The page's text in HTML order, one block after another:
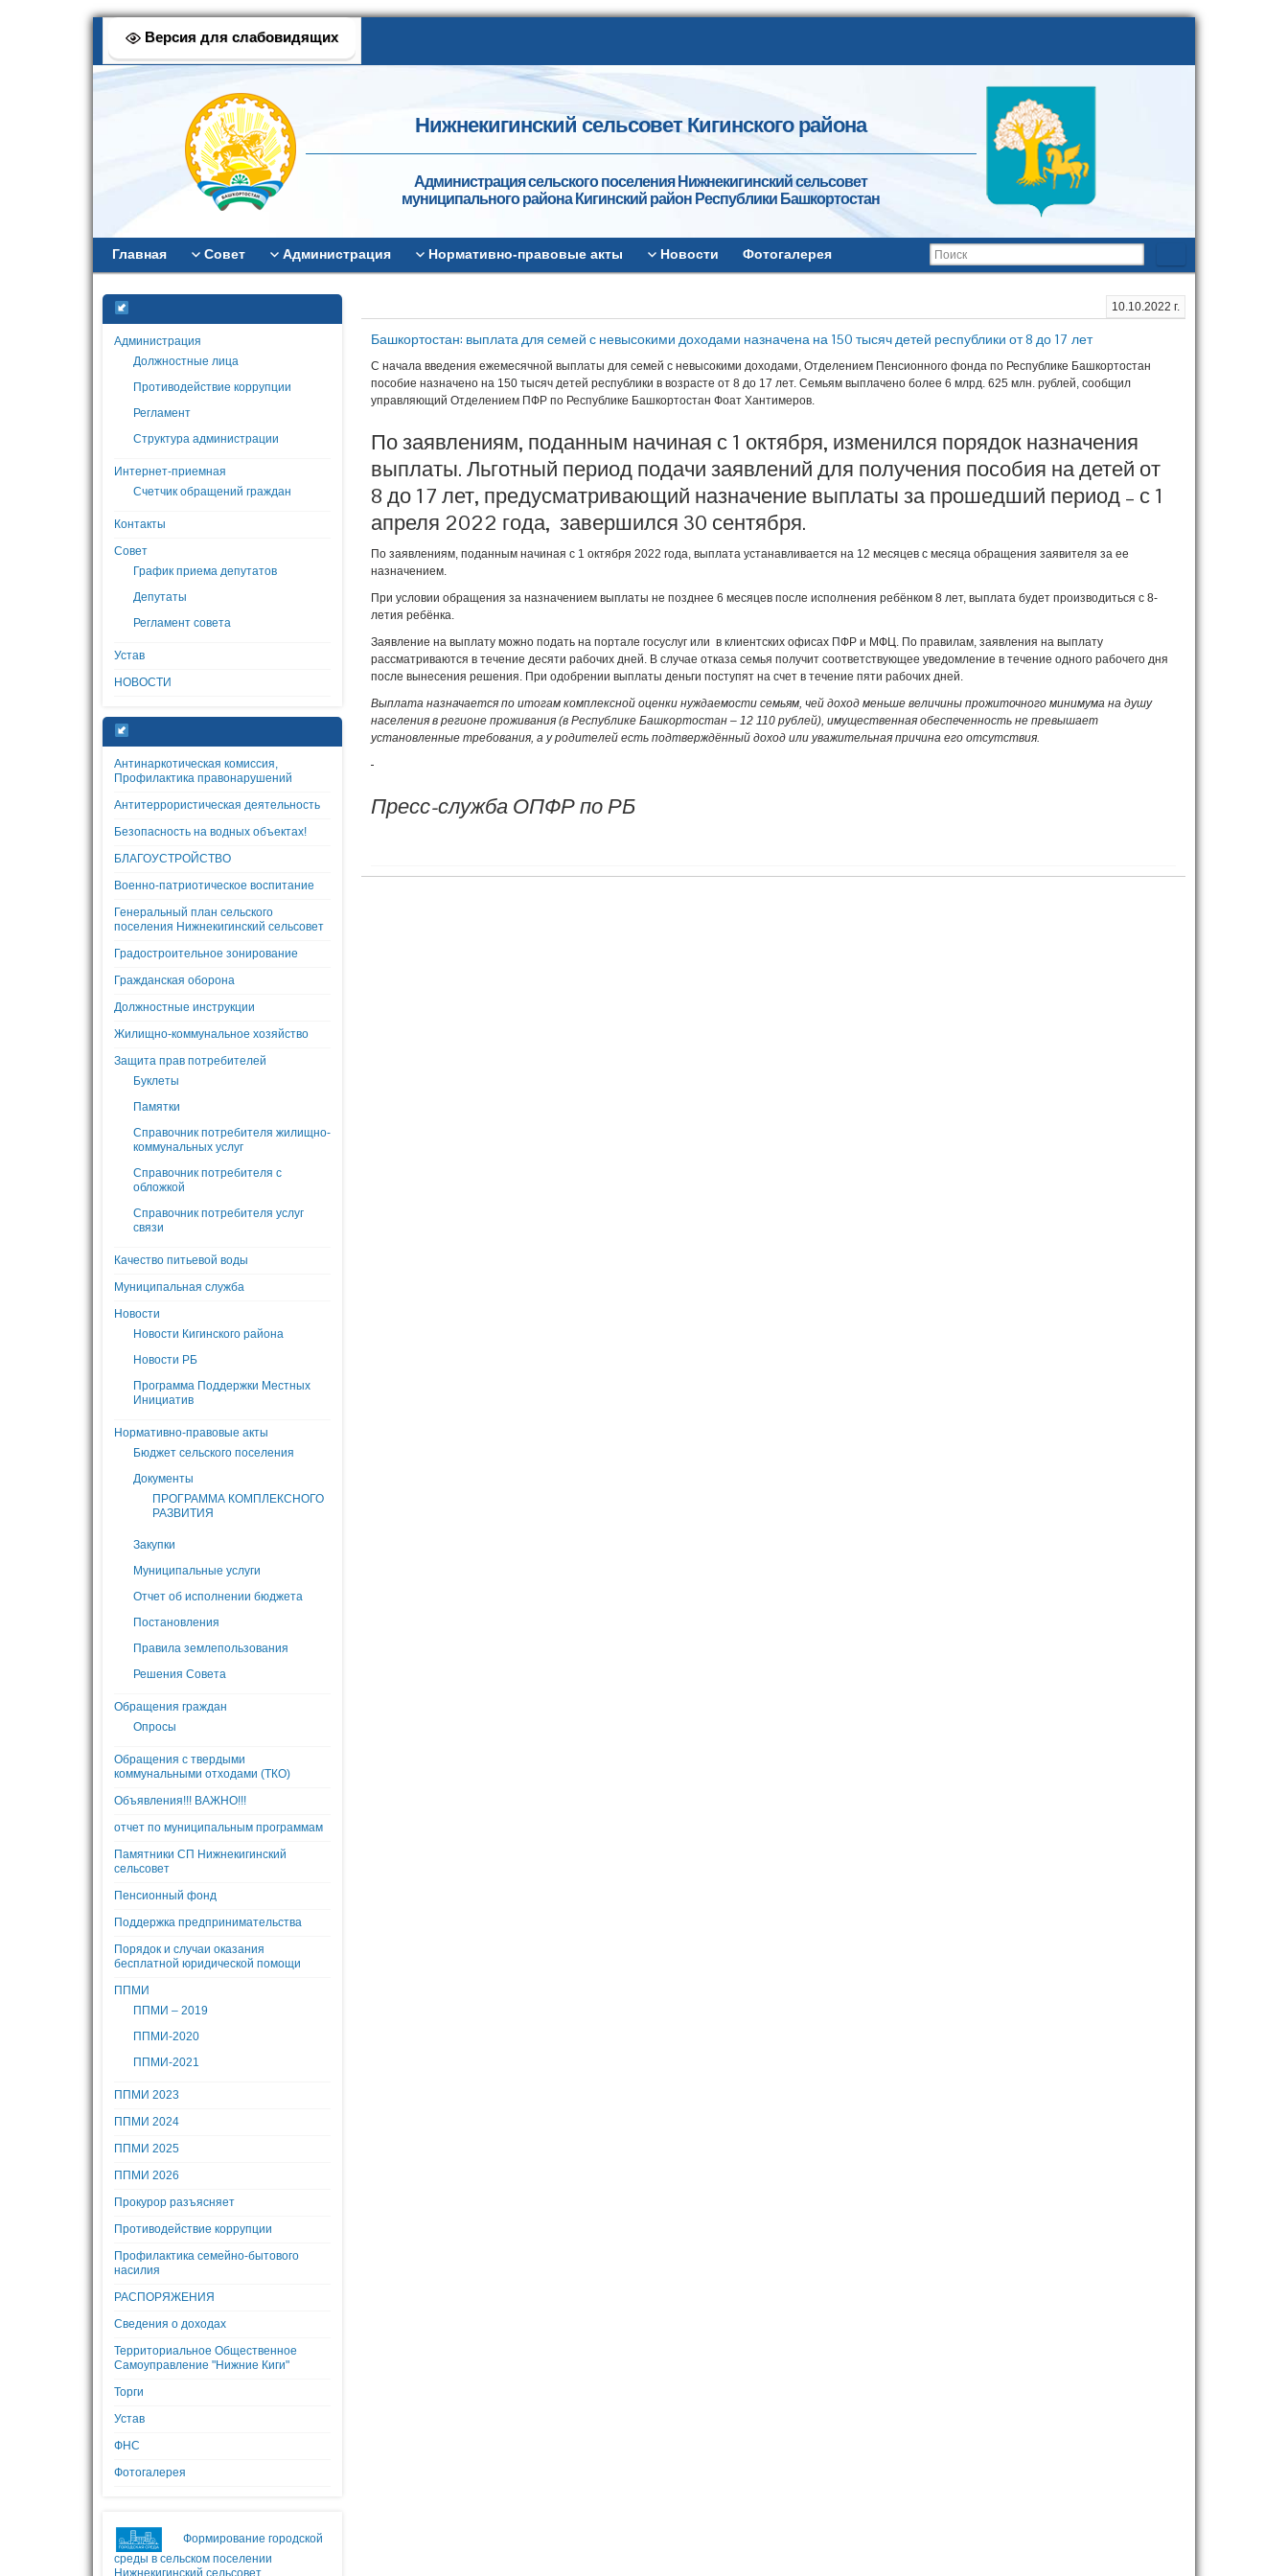
Версия для слабовидящих
Нижнекигинский сельсовет Кигинского района
Администрация сельского поселения Нижнекигинский сельсовет
муниципального района Кигинский район Республики Башкортостан
Главная Совет Администрация Нормативно-правовые акты Новости Фотогалерея
Администрация
Должностные лица
Противодействие коррупции
Регламент
Структура администрации
Интернет-приемная
Счетчик обращений граждан
Контакты
Совет
График приема депутатов
Депутаты
Регламент совета
Устав
НОВОСТИ
Антинаркотическая комиссия,
Профилактика правонарушений
Антитеррористическая деятельность
Безопасность на водных объектах!
БЛАГОУСТРОЙСТВО
Военно-патриотическое воспитание
Генеральный план сельского
поселения Нижнекигинский сельсовет
Градостроительное зонирование
Гражданская оборона
Должностные инструкции
Жилищно-коммунальное хозяйство
Защита прав потребителей
Буклеты
Памятки
Справочник потребителя жилищно-
коммунальных услуг
Справочник потребителя с
обложкой
Справочник потребителя услуг
связи
Качество питьевой воды
Муниципальная служба
Новости
Новости Кигинского района
Новости РБ
Программа Поддержки Местных
Инициатив
Нормативно-правовые акты
Бюджет сельского поселения
Документы
ПРОГРАММА КОМПЛЕКСНОГО
РАЗВИТИЯ
Закупки
Муниципальные услуги
Отчет об исполнении бюджета
Постановления
Правила землепользования
Решения Совета
Обращения граждан
Опросы
Обращения с твердыми
коммунальными отходами (ТКО)
Объявления!!! ВАЖНО!!!
отчет по муниципальным программам
Памятники СП Нижнекигинский
сельсовет
Пенсионный фонд
Поддержка предпринимательства
Порядок и случаи оказания
бесплатной юридической помощи
ППМИ
ППМИ – 2019
ППМИ-2020
ППМИ-2021
ППМИ 2023
ППМИ 2024
ППМИ 2025
ППМИ 2026
Прокурор разъясняет
Противодействие коррупции
Профилактика семейно-бытового
насилия
РАСПОРЯЖЕНИЯ
Сведения о доходах
Территориальное Общественное
Самоуправление "Нижние Киги"
Торги
Устав
ФНС
Фотогалерея
Формирование городской
среды в сельском поселении
Нижнекигинский сельсовет
10.10.2022 г.
Башкортостан: выплата для семей с невысокими доходами назначена на 150 тысяч детей республики от 8 до 17 лет
С начала введения ежемесячной выплаты для семей с невысокими доходами, Отделением Пенсионного фонда по Республике Башкортостан
пособие назначено на 150 тысяч детей республики в возрасте от 8 до 17 лет. Семьям выплачено более 6 млрд. 625 млн. рублей, сообщил
управляющий Отделением ПФР по Республике Башкортостан Фоат Хантимеров.
По заявлениям, поданным начиная с 1 октября, изменился порядок назначения
выплаты. Льготный период подачи заявлений для получения пособия на детей от
8 до 17 лет, предусматривающий назначение выплаты за прошедший период – с 1
апреля 2022 года, завершился 30 сентября.
По заявлениям, поданным начиная с 1 октября 2022 года, выплата устанавливается на 12 месяцев с месяца обращения заявителя за ее
назначением.
При условии обращения за назначением выплаты не позднее 6 месяцев после исполнения ребёнком 8 лет, выплата будет производиться с 8-
летия ребёнка.
Заявление на выплату можно подать на портале госуслуг или в клиентских офисах ПФР и МФЦ. По правилам, заявления на выплату
рассматриваются в течение десяти рабочих дней. В случае отказа семья получит соответствующее уведомление в течение одного рабочего дня
после вынесения решения. При одобрении выплаты деньги поступят на счет в течение пяти рабочих дней.
Выплата назначается по итогам комплексной оценки нуждаемости семьям, чей доход меньше величины прожиточного минимума на душу
населения в регионе проживания (в Республике Башкортостан – 12 110 рублей), имущественная обеспеченность не превышает
установленные требования, а у родителей есть подтверждённый доход или уважительная причина его отсутствия.
Пресс-служба ОПФР по РБ